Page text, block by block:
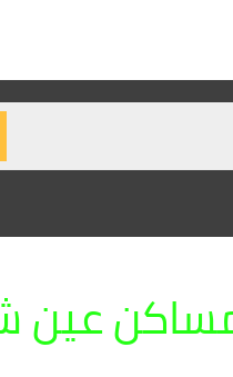
مساكن